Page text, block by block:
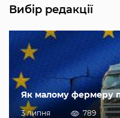
Вибір редакції
Як малому фермеру
3 липня 789